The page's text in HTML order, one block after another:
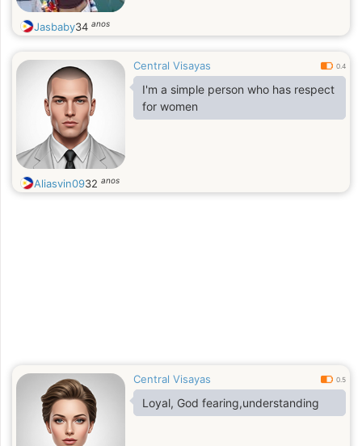
Jasbaby34 anos
Central Visayas 0.4
I'm a simple person who has respect
for women
Aliasvin0932 anos
Central Visayas 0.5
Loyal, God fearing,understanding